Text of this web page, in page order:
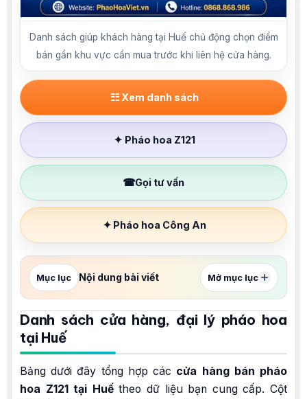
Danh sách giúp khách hàng tại Huế chủ động chọn điểm
bán gần khu vực cần mua trước khi liên hệ cửa hàng.
☷ Xem danh sách
✦ Pháo hoa Z121
☎Gọi tư vấn
✦ Pháo hoa Công An
Mục lục Nội dung bài viết Mở mục lục
Danh sách cửa hàng, đại lý pháo hoa
tại Huế
Bảng dưới đây tổng hợp các cửa hàng bán pháo
hoa Z121 tại Huếtheo dữ liệu bạn cung cấp. Cột